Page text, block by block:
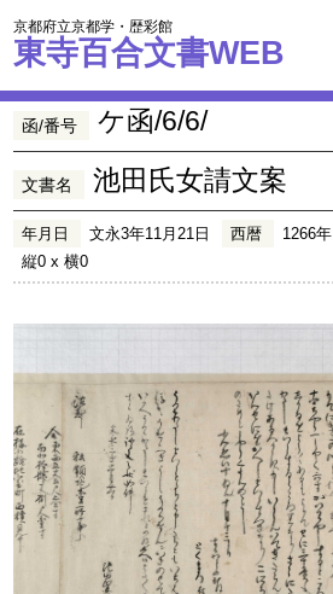
京都府立京都学・歴彩館
東寺百合文書WEB
函/番号 ケ函/6/6/
文書名 池田氏女請文案
年月日 文永3年11月21日 西暦 1266年
縦0 x 横0